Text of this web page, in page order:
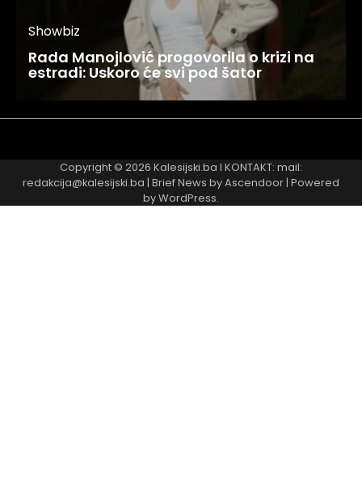
Showbiz
Rada Manojlović progovorila o krizi na
estradi: Uskoro će svi pod šator
Copyright © 2026 Kalesijski.ba I KONTAKT: mail:
redakcija@kalesijski.ba | Brief News byAscendoor| Powered
byWordPress.